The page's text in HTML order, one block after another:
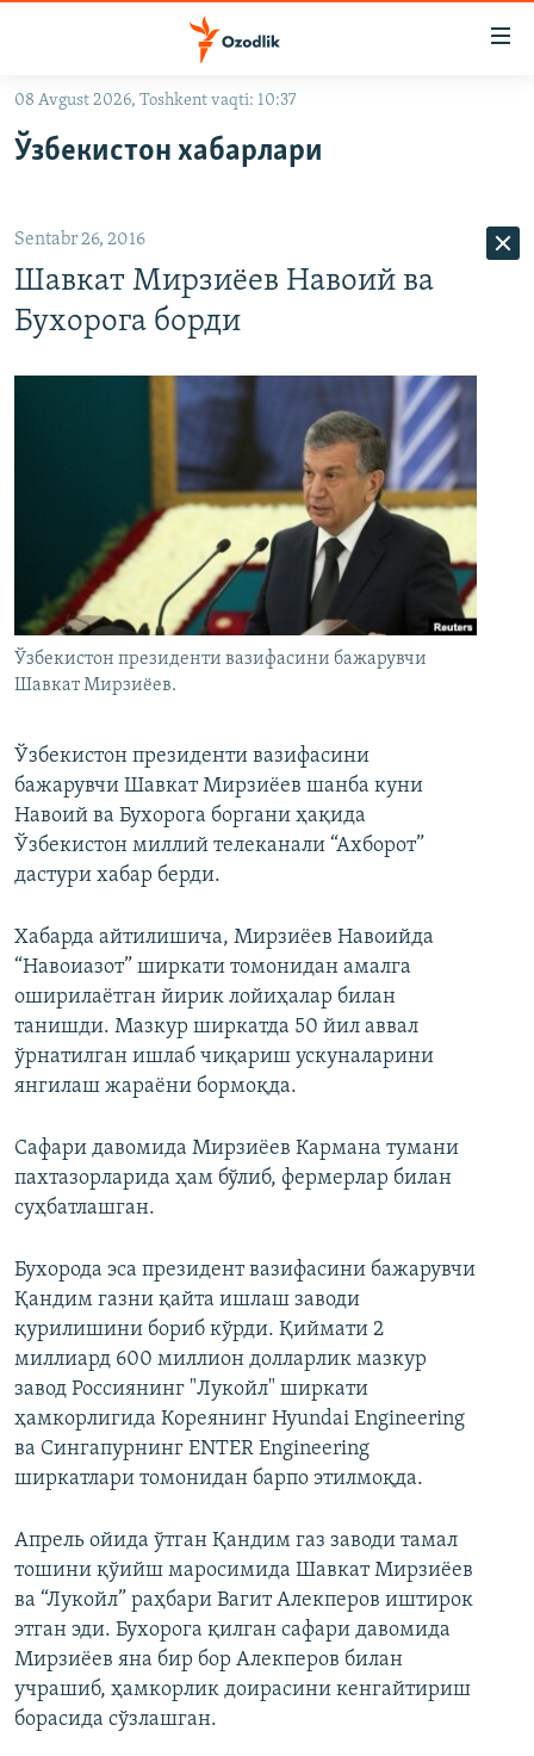
Асосий
Қидиришга
ўтинг
OZODLIK SURISHTIRUVLARI
На русском
ИЖТИМОИЙ ТАРМОҚЛАР
Озодлик бошқа тилларда
08 Avgust 2026, Toshkent vaqti: 10:37
Ўзбекистон хабарлари
Sentabr 26, 2016
Шавкат Мирзиёев Навоий ва
Бухорога борди
Ўзбекистон президенти вазифасини бажарувчи
Шавкат Мирзиёев.
Ўзбекистон президенти вазифасини
бажарувчи Шавкат Мирзиёев шанба куни
Навоий ва Бухорога боргани ҳақида
Ўзбекистон миллий телеканали “Ахборот”
дастури хабар берди.
Хабарда айтилишича, Мирзиёев Навоийда
“Навоиазот” ширкати томонидан амалга
оширилаётган йирик лойиҳалар билан
танишди. Мазкур ширкатда 50 йил аввал
ўрнатилган ишлаб чиқариш ускуналарини
янгилаш жараёни бормоқда.
Сафари давомида Мирзиёев Кармана тумани
пахтазорларида ҳам бўлиб, фермерлар билан
суҳбатлашган.
Бухорода эса президент вазифасини бажарувчи
Қандим газни қайта ишлаш заводи
қурилишини бориб кўрди. Қиймати 2
миллиард 600 миллион долларлик мазкур
завод Россиянинг "Лукойл" ширкати
ҳамкорлигида Кореянинг Hyundai Engineering
ва Сингапурнинг ENTER Engineering
ширкатлари томонидан барпо этилмоқда.
Апрель ойида ўтган Қандим газ заводи тамал
тошини қўийш маросимида Шавкат Мирзиёев
ва “Лукойл” раҳбари Вагит Алекперов иштирок
этган эди. Бухорога қилган сафари давомида
Мирзиёев яна бир бор Алекперов билан
учрашиб, ҳамкорлик доирасини кенгайтириш
борасида сўзлашган.